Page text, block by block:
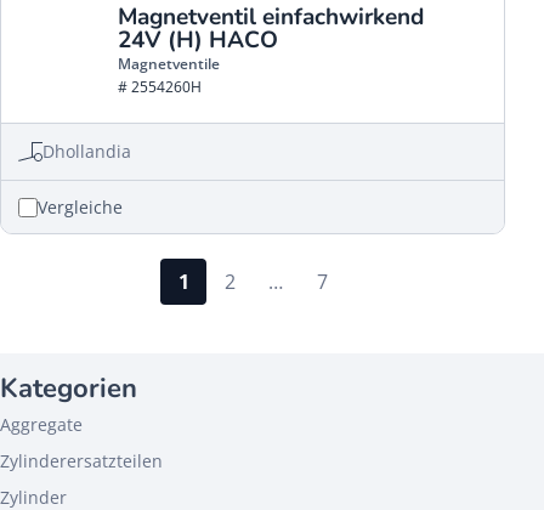
Magnetventil einfachwirkend
24V (H) HACO
Magnetventile
# 2554260H
Dhollandia
Vergleiche
1 2 … 7
Kategorien
Aggregate
Zylinderersatzteilen
Zylinder